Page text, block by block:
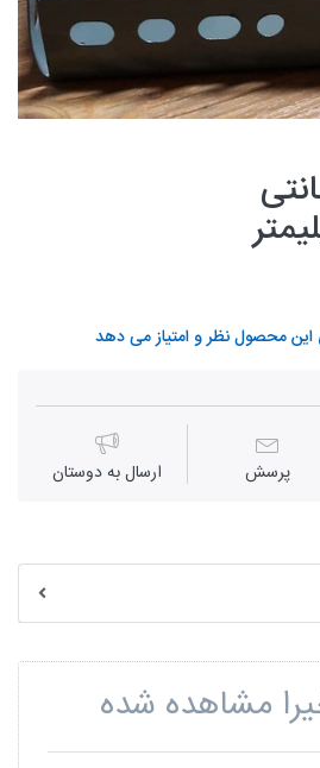
سانتی
این محصول نظر و امتیاز می دهد
پرسش ارسال به دوستان
مشاهده شده